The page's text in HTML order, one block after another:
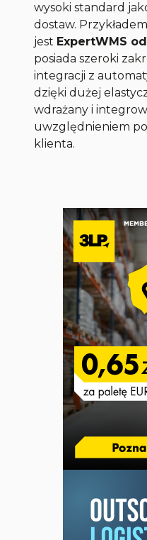
wysoki standard
dostaw.
jest ExpertWMS
posiada szeroki
integracji z
dzięki dużej
wdrażany i
uwzględnieniem
klienta.